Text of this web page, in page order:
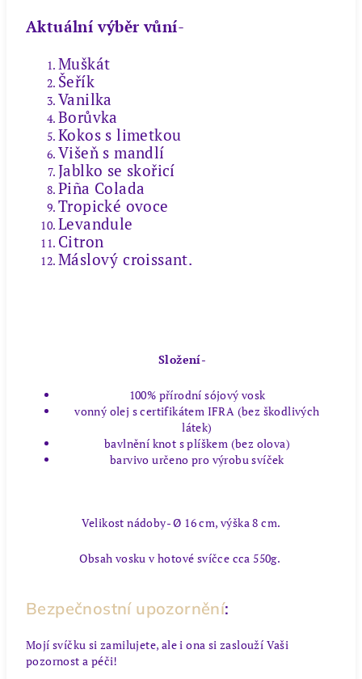
Aktuální výběr vůní-
Muškát
Šeřík
Vanilka
Borůvka
Kokos s limetkou
Višeň s mandlí
Jablko se skořicí
Piña Colada
Tropické ovoce
Levandule
Citron
Máslový croissant.
Složení-
100% přírodní sójový vosk
vonný olej s certifikátem IFRA (bez škodlivých
látek)
bavlnění knot s plíškem (bez olova)
barvivo určeno pro výrobu svíček
Velikost nádoby- Ø 16 cm, výška 8 cm.
Obsah vosku v hotové svíčce cca 550g.
Bezpečnostní upozornění:
Mojí svíčku si zamilujete, ale i ona si zaslouží Vaši
pozornost a péči!